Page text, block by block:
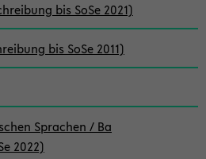
bis SoSe 2021)
bis SoSe 2011)
Sprachen / Ba
2022)